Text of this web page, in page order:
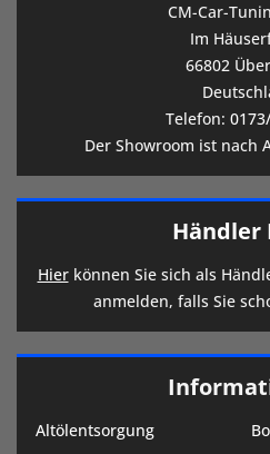
CM-Car-
Im
66802
Telefon:
Der Showroom ist nach
Händler
Hierkönnen Sie sich als
anmelden, falls Sie
Altölentsorgung